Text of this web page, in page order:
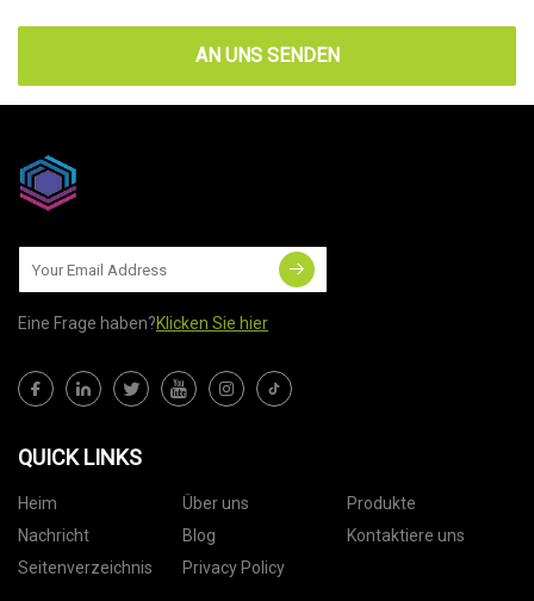
AN UNS SENDEN
Eine Frage haben?Klicken Sie hier
QUICK LINKS
Heim Über uns
Produkte
Nachricht
Blog
Kontaktiere uns
Seitenverzeichnis
Privacy Policy